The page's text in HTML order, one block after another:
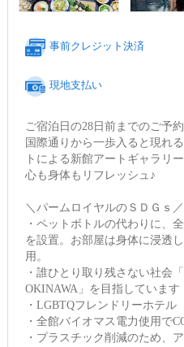
事前クレジット決済
現地支払い
ご宿泊日の28日前までのご予
国際通りから一歩入ると現れ
トによる新館アートギャラリ
心も身体もリフレッシュ♪
＼パームロイヤルのＳＤＧｓ／
・ペットボトルの代わりに、
を設置。お部屋は身体に浸透
用。
・誰ひとり取り残さない社会
OKINAWA」を目指しています
・LGBTQフレンドリーホテ
・全館バイオマス電力使用で
・プラスチック削減のため、